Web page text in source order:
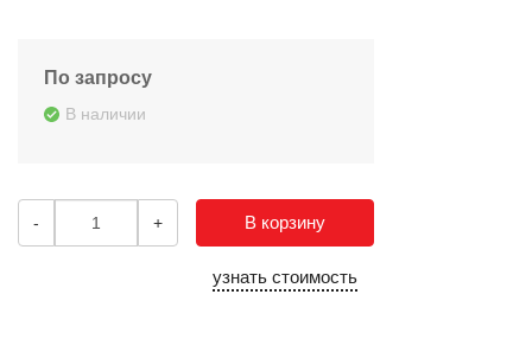
По запросу
В наличии
- + В корзину
узнать стоимость